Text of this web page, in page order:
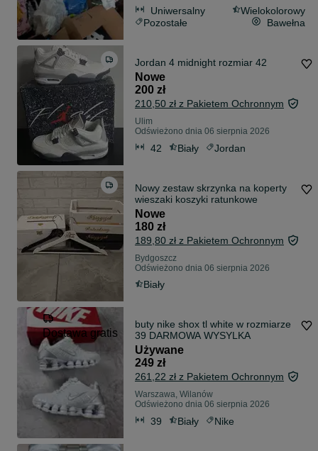
Uniwersalny
Wielokolorowy
Pozostałe
Bawełna
Jordan 4 midnight rozmiar 42
Nowe
200 zł
210,50 zł z Pakietem Ochronnym
Ulim
Odświeżono dnia 06 sierpnia 2026
42 Biały Jordan
Nowy zestaw skrzynka na koperty
wieszaki koszyki ratunkowe
Nowe
180 zł
189,80 zł z Pakietem Ochronnym
Bydgoszcz
Odświeżono dnia 06 sierpnia 2026
Biały
Dostawa gratis
buty nike shox tl white w rozmiarze
39 DARMOWA WYSYLKA
Używane
249 zł
261,22 zł z Pakietem Ochronnym
Warszawa, Wilanów
Odświeżono dnia 06 sierpnia 2026
39 Biały Nike